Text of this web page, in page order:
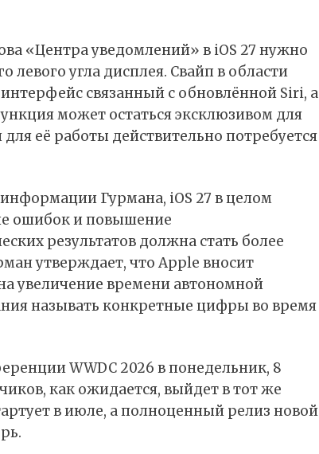
«Центра уведомлений» в iOS 27 нужно
левого угла дисплея. Свайп в области
связанный с обновлённой Siri, а
может остаться эксклюзивом для
её работы действительно потребуется
информации Гурмана, iOS 27 в целом
ошибок и повышение
результатов должна стать более
утверждает, что Apple вносит
увеличение времени автономной
называть конкретные цифры во время
WWDC 2026 в понедельник, 8
как ожидается, выйдет в тот же
в июле, а полноценный релиз новой